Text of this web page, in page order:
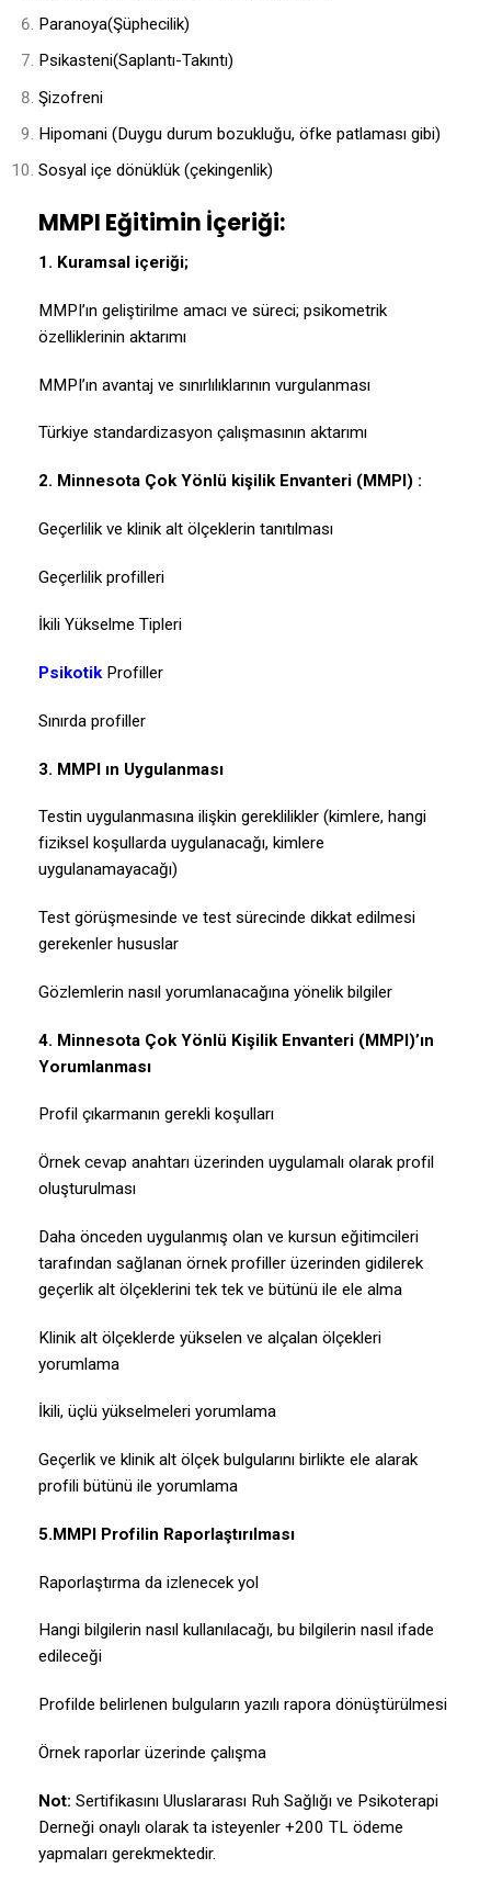
Paranoya(Şüphecilik)
Psikasteni(Saplantı-Takıntı)
Şizofreni
Hipomani (Duygu durum bozukluğu, öfke patlaması gibi)
Sosyal içe dönüklük (çekingenlik)
MMPI Eğitimin İçeriği:
1. Kuramsal içeriği;
MMPI’ın geliştirilme amacı ve süreci; psikometrik
özelliklerinin aktarımı
MMPI’ın avantaj ve sınırlılıklarının vurgulanması
Türkiye standardizasyon çalışmasının aktarımı
2. Minnesota Çok Yönlü kişilik Envanteri (MMPI) :
Geçerlilik ve klinik alt ölçeklerin tanıtılması
Geçerlilik profilleri
İkili Yükselme Tipleri
PsikotikProfiller
Sınırda profiller
3. MMPI ın Uygulanması
Testin uygulanmasına ilişkin gereklilikler (kimlere, hangi
fiziksel koşullarda uygulanacağı, kimlere
uygulanamayacağı)
Test görüşmesinde ve test sürecinde dikkat edilmesi
gerekenler hususlar
Gözlemlerin nasıl yorumlanacağına yönelik bilgiler
4. Minnesota Çok Yönlü Kişilik Envanteri (MMPI)’ın
Yorumlanması
Profil çıkarmanın gerekli koşulları
Örnek cevap anahtarı üzerinden uygulamalı olarak profil
oluşturulması
Daha önceden uygulanmış olan ve kursun eğitimcileri
tarafından sağlanan örnek profiller üzerinden gidilerek
geçerlik alt ölçeklerini tek tek ve bütünü ile ele alma
Klinik alt ölçeklerde yükselen ve alçalan ölçekleri
yorumlama
İkili, üçlü yükselmeleri yorumlama
Geçerlik ve klinik alt ölçek bulgularını birlikte ele alarak
profili bütünü ile yorumlama
5.MMPI Profilin Raporlaştırılması
Raporlaştırma da izlenecek yol
Hangi bilgilerin nasıl kullanılacağı, bu bilgilerin nasıl ifade
edileceği
Profilde belirlenen bulguların yazılı rapora dönüştürülmesi
Örnek raporlar üzerinde çalışma
Not: Sertifikasını Uluslararası Ruh Sağlığı ve Psikoterapi
Derneği onaylı olarak ta isteyenler +200 TL ödeme
yapmaları gerekmektedir.